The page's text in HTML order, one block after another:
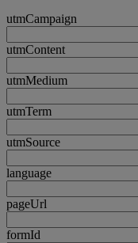
utmCampaign
utmContent
utmMedium
utmTerm
utmSource
language
pageUrl
formId